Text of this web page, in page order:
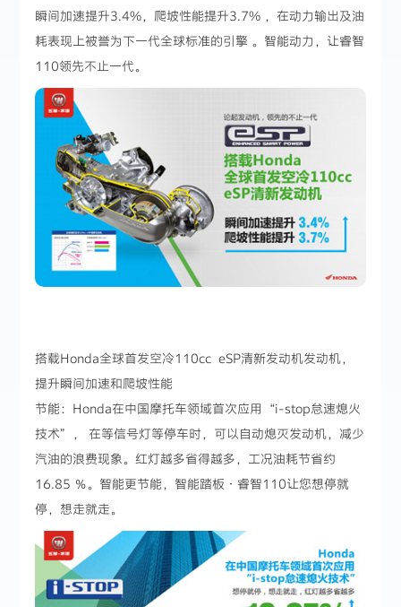
瞬间加速提升3.4%，爬坡性能提升3.7% ，在动力输出及油
耗表现上被誉为下一代全球标准的引擎 。智能动力，让睿智
110领先不止一代。
搭载Honda全球首发空冷110cc eSP清新发动机发动机，
提升瞬间加速和爬坡性能
节能：Honda在中国摩托车领域首次应用“i-stop怠速熄火
技术”， 在等信号灯等停车时，可以自动熄灭发动机，减少
汽油的浪费现象。红灯越多省得越多，工况油耗节省约
16.85 ％。智能更节能，智能踏板·睿智110让您想停就
停，想走就走。